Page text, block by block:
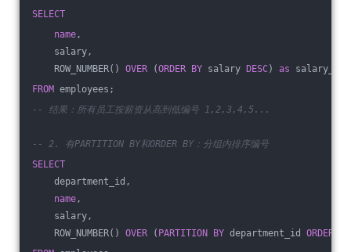
SELECT
name,
salary,
ROW_NUMBER() OVER (ORDER BY salary DESC) as
FROM employees;
-- 结果：所有员工按薪资从高到低编号 1,2,3,4,5...
-- 2. 有PARTITION BY和ORDER BY：分组内排序编号
SELECT
department_id,
name,
salary,
ROW_NUMBER() OVER ( PARTITION BY department_id ORDER